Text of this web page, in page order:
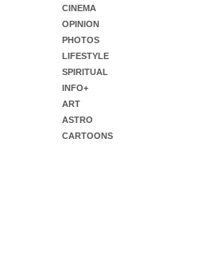
CINEMA
OPINION
PHOTOS
LIFESTYLE
SPIRITUAL
INFO+
ART
ASTRO
CARTOONS